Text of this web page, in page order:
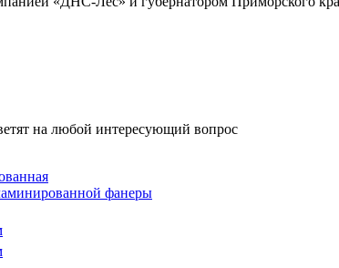
на любой интересующий вопрос
фанеры